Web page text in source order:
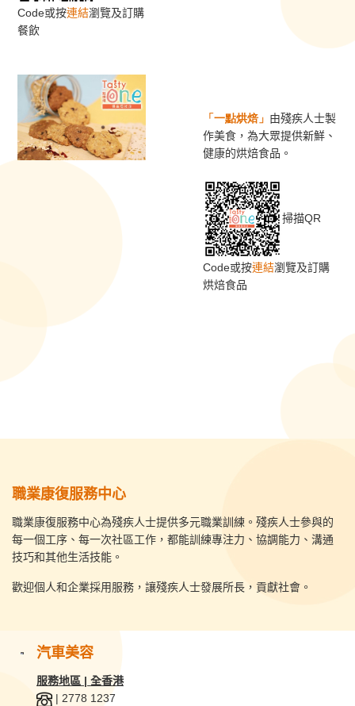
Code或按連結瀏覽及訂購
餐飲
「一點烘焙」 由殘疾人士製
作美食，為大眾提供新鮮、
健康的烘焙食品。
掃描QR
Code或按連結瀏覽及訂購
烘焙食品
職業康復服務中心
職業康復服務中心為殘疾人士提供多元職業訓練。殘疾人士參與的
每一個工序、每一次社區工作，都能訓練專注力、協調能力、溝通
技巧和其他生活技能。
歡迎個人和企業採用服務，讓殘疾人士發展所長，貢獻社會。
汽車美容
服務地區 | 全香港
| 2778 1237